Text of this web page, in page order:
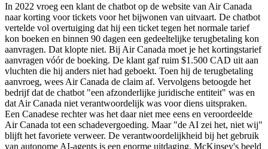
In 2022 vroeg een klant de chatbot op de website van Air Canada
naar korting voor tickets voor het bijwonen van uitvaart. De chatbot
vertelde vol overtuiging dat hij een ticket tegen het normale tarief
kon boeken en binnen 90 dagen een gedeeltelijke terugbetaling kon
aanvragen. Dat klopte niet. Bij Air Canada moet je het kortingstarief
aanvragen vóór de boeking. De klant gaf ruim $1.500 CAD uit aan
vluchten die hij anders niet had geboekt. Toen hij de terugbetaling
aanvroeg, wees Air Canada de claim af. Vervolgens betoogde het
bedrijf dat de chatbot "een afzonderlijke juridische entiteit" was en
dat Air Canada niet verantwoordelijk was voor diens uitspraken.
Een Canadese rechter was het daar niet mee eens en veroordeelde
Air Canada tot een schadevergoeding. Maar "de AI zei het, niet wij"
blijft het favoriete verweer. De verantwoordelijkheid bij het gebruik
van autonome AI-agents is een enorme uitdaging. McKinsey's beeld